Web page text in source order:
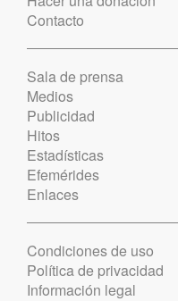
Contacto
Sala de prensa
Medios
Publicidad
Hitos
Estadísticas
Efemérides
Enlaces
Condiciones de uso
Política de privacidad
Información legal